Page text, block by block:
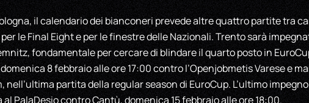
il calendario dei bianconeri prevede altre quattro partite tra
le Final Eight e per le finestre delle Nazionali. Trento sarà
fondamentale per cercare di blindare il quarto posto in
8 febbraio alle ore 17:00 contro l’Openjobmetis Varese e
nell’ultima partita della regular season di EuroCup. L’ultimo
PalaDesio contro Cantù, domenica 15 febbraio alle ore 18:00.